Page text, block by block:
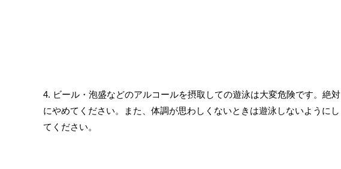
4. ビール・泡盛などのアルコールを摂取しての遊泳は大変危険です。絶対
にやめてください。また、体調が思わしくないときは遊泳しないようにし
てください。